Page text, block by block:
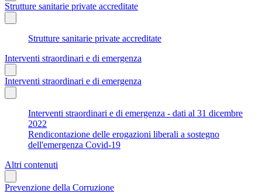
Strutture sanitarie private accreditate
Strutture sanitarie private accreditate
Interventi straordinari e di emergenza
Interventi straordinari e di emergenza
Interventi straordinari e di emergenza - dati al 31 dicembre
2022
Rendicontazione delle erogazioni liberali a sostegno
dell'emergenza Covid-19
Altri contenuti
Prevenzione della Corruzione